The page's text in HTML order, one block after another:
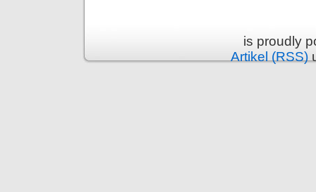
is proudly
Artikel (RSS)